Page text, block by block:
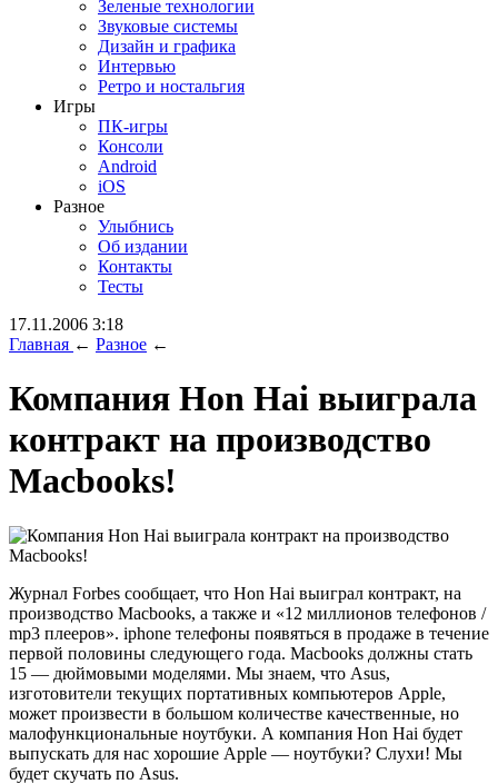
Зеленые технологии
Звуковые системы
Дизайн и графика
Интервью
Ретро и ностальгия
Игры
ПК-игры
Консоли
Android
iOS
Разное
Улыбнись
Об издании
Контакты
Тесты
17.11.2006 3:18
Главная ← Разное ←
Компания Hon Hai выиграла
контракт на производство
Macbooks!
Журнал Forbes сообщает, что Hon Hai выиграл контракт, на
производство Macbooks, а также и «12 миллионов телефонов /
mp3 плееров». iphone телефоны появяться в продаже в течение
первой половины следующего года. Macbooks должны стать
15 — дюймовыми моделями. Мы знаем, что Asus,
изготовители текущих портативных компьютеров Apple,
может произвести в большом количестве качественные, но
малофункциональные ноутбуки. А компания Hon Hai будет
выпускать для нас хорошие Apple — ноутбуки? Слухи! Мы
будет скучать по Asus.